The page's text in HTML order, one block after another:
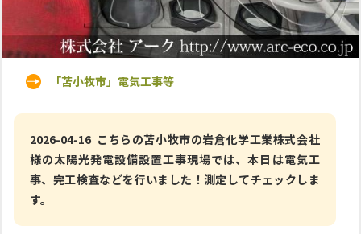
「苫小牧市」電気工事等
2026-04-16 こちらの苫小牧市の岩倉化学工業株式会社
様の太陽光発電設備設置工事現場では、本日は電気工
事、完工検査などを行いました！測定してチェックしま
す。